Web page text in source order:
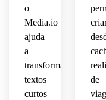
detalhada.
destino
detalhada,
composição
quente
estética
moderna
texturas
o
Media.io
ajuda
a
transformar
textos
curtos
de